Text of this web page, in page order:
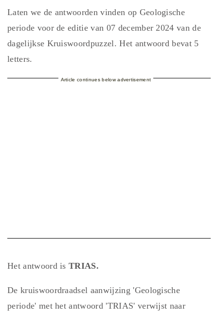
Laten we de antwoorden vinden op Geologische
periode voor de editie van 07 december 2024 van de
dagelijkse Kruiswoordpuzzel. Het antwoord bevat 5
letters.
Article continues below advertisement
Het antwoord isTRIAS.
De kruiswoordraadsel aanwijzing 'Geologische
periode' met het antwoord 'TRIAS' verwijst naar